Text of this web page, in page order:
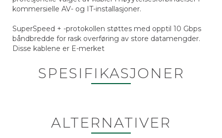
kommersielle AV- og IT-installasjoner.
SuperSpeed + -protokollen støttes med opptil 10 Gbps
båndbredde for rask overføring av store datamengder.
Disse kablene er E-merket
SPESIFIKASJONER
ALTERNATIVER